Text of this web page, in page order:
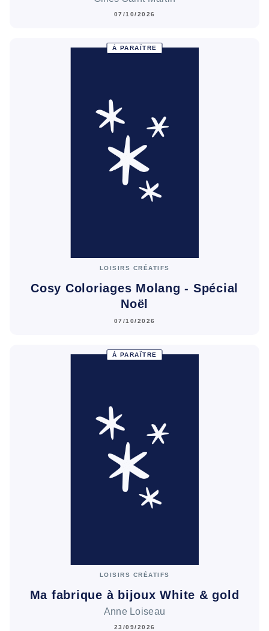
07/10/2026
À PARAÎTRE
LOISIRS CRÉATIFS
Cosy Coloriages Molang - Spécial
Noël
07/10/2026
À PARAÎTRE
LOISIRS CRÉATIFS
Ma fabrique à bijoux White & gold
Anne Loiseau
23/09/2026